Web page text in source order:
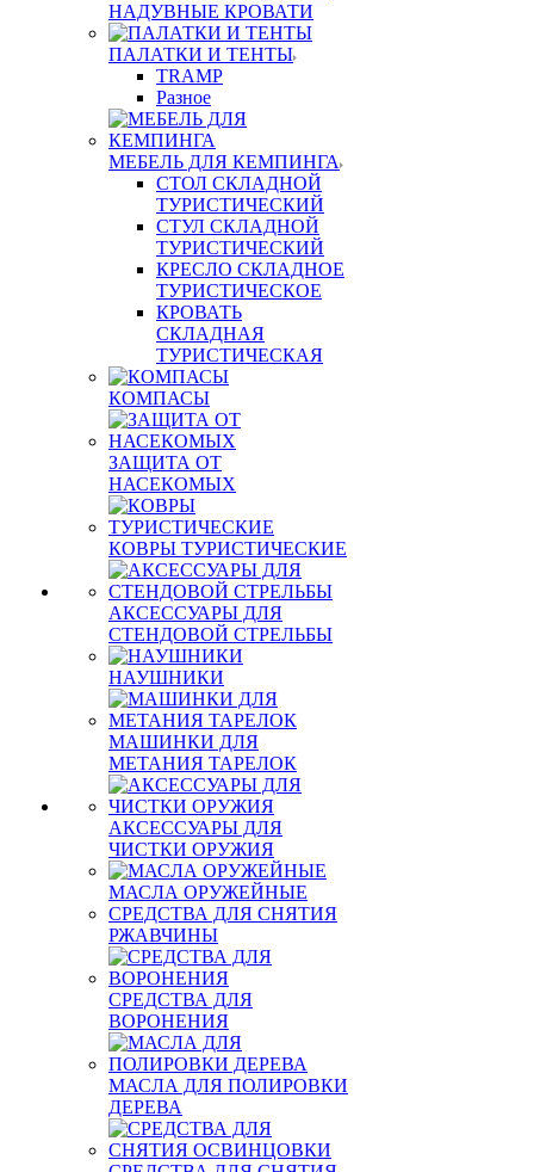
НАДУВНЫЕ КРОВАТИ
ПАЛАТКИ И ТЕНТЫ
TRAMP
Разное
МЕБЕЛЬ ДЛЯ КЕМПИНГА
СТОЛ СКЛАДНОЙ
ТУРИСТИЧЕСКИЙ
СТУЛ СКЛАДНОЙ
ТУРИСТИЧЕСКИЙ
КРЕСЛО СКЛАДНОЕ
ТУРИСТИЧЕСКОЕ
КРОВАТЬ
СКЛАДНАЯ
ТУРИСТИЧЕСКАЯ
КОМПАСЫ
ЗАЩИТА ОТ
НАСЕКОМЫХ
КОВРЫ ТУРИСТИЧЕСКИЕ
АКСЕССУАРЫ ДЛЯ
СТЕНДОВОЙ СТРЕЛЬБЫ
НАУШНИКИ
МАШИНКИ ДЛЯ
МЕТАНИЯ ТАРЕЛОК
АКСЕССУАРЫ ДЛЯ
ЧИСТКИ ОРУЖИЯ
МАСЛА ОРУЖЕЙНЫЕ
СРЕДСТВА ДЛЯ СНЯТИЯ
РЖАВЧИНЫ
СРЕДСТВА ДЛЯ
ВОРОНЕНИЯ
МАСЛА ДЛЯ ПОЛИРОВКИ
ДЕРЕВА